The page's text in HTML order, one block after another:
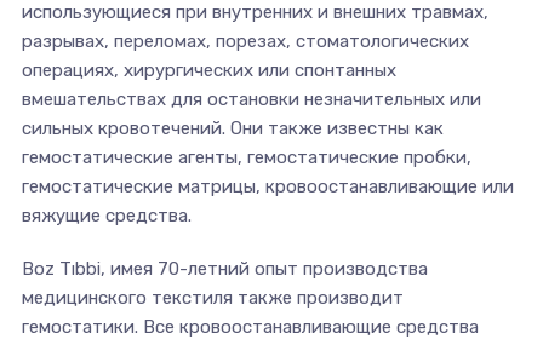
использующиеся при внутренних и внешних травмах,
разрывах, переломах, порезах, стоматологических
операциях, хирургических или спонтанных
вмешательствах для остановки незначительных или
сильных кровотечений. Они также известны как
гемостатические агенты, гемостатические пробки,
гемостатические матрицы, кровоостанавливающие или
вяжущие средства.
Boz Tıbbi, имея 70-летний опыт производства
медицинского текстиля также производит
гемостатики. Все кровоостанавливающие средства